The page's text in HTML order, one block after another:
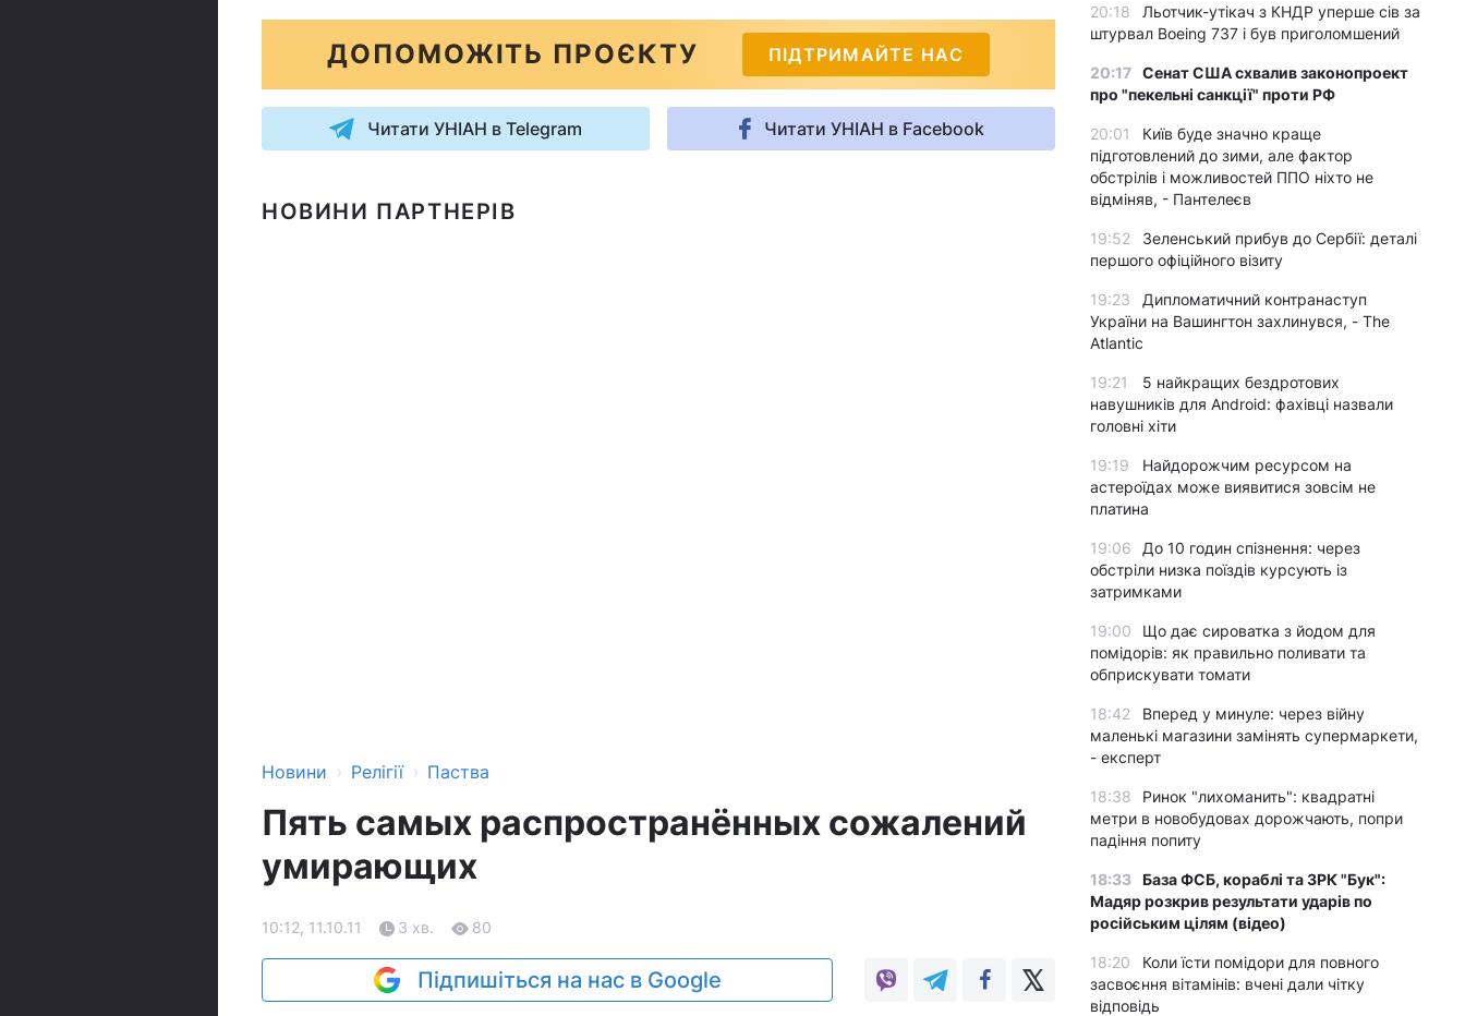
ДОПОМОЖІТЬ ПРОЄКТУ ПІДТРИМАЙТЕ НАС
Читати УНІАН в Telegram Читати УНІАН в Facebook
НОВИНИ ПАРТНЕРІВ
Новини › Релігії › Паства
Пять самых распространённых сожалений
умирающих
10:12, 11.10.11 3 хв. 80
Підпишіться на нас в Google
20:18
Льотчик-утікач з КНДР уперше сів за
штурвал Boeing 737 і був приголомшений
20:17 Сенат США схвалив законопроект
про "пекельні санкції" проти РФ
20:01
Київ буде значно краще
підготовлений до зими, але фактор
обстрілів і можливостей ППО ніхто не
відміняв, - Пантелеєв
19:52
Зеленський прибув до Сербії: деталі
першого офіційного візиту
19:23
Дипломатичний контранаступ
України на Вашингтон захлинувся, - The
Atlantic
19:21
5 найкращих бездротових
навушників для Android: фахівці назвали
головні хіти
19:19
Найдорожчим ресурсом на
астероїдах може виявитися зовсім не
платина
19:06
До 10 годин спізнення: через
обстріли низка поїздів курсують із
затримками
19:00
Що дає сироватка з йодом для
помідорів: як правильно поливати та
обприскувати томати
18:42
Вперед у минуле: через війну
маленькі магазини замінять супермаркети,
- експерт
18:38
Ринок "лихоманить": квадратні
метри в новобудовах дорожчають, попри
падіння попиту
18:33 База ФСБ, кораблі та ЗРК "Бук":
Мадяр розкрив результати ударів по
російським цілям (відео)
18:20
Коли їсти помідори для повного
засвоєння вітамінів: вчені дали чітку
відповідь